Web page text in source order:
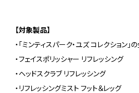
【対象製品】
・「ミンティスパーク・ユズ コレクション」
・フェイスポリッシャー リフレッシング
・ヘッドスクラブ リフレッシング
・リフレッシングミスト フット＆レッグ